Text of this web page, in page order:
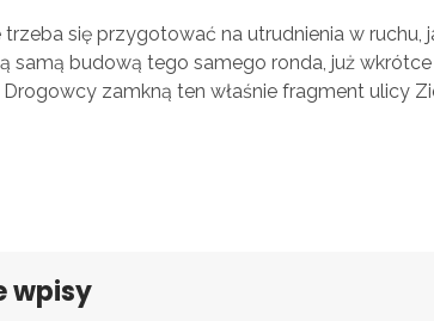
się przygotować na utrudnienia w ruchu,
samą budową tego samego ronda, już
zamkną ten właśnie fragment ulicy
wpisy